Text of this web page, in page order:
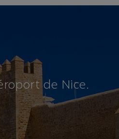
de Nice.